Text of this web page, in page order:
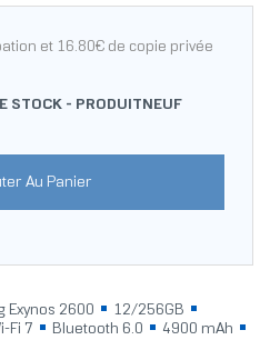
et 16.80€ de copie privée
STOCK - PRODUITNEUF
Au Panier
Exynos 2600
12/256GB
Fi 7 Bluetooth 6.0
4900 mAh